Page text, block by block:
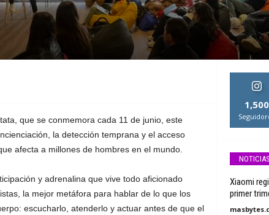
que se conmemora cada 11 de junio, este
la detección temprana y el acceso
afecta a millones de hombres en el mundo.
y adrenalina que vive todo aficionado
la mejor metáfora para hablar de lo que los
escucharlo, atenderlo y actuar antes de que el
1,500
Xiaomi
primer